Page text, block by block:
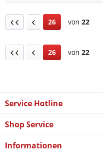
26 von 22
26 von 22
Service Hotline
Shop Service
Informationen